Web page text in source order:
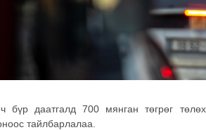
бүр даатгалд 700 мянган төгрөг
тайлбарлалаа.